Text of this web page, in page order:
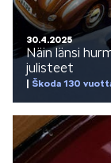
30.4.2025
Näin länsi
julisteet
Škoda 130